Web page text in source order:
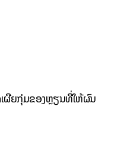
ຜີຍກຸ່ມຂອງຫຼຽນທີ່ໃຫ້ຜົນ